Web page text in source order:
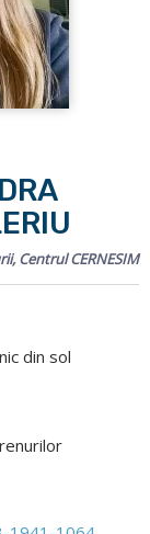
Centrul CERNESIM
din sol